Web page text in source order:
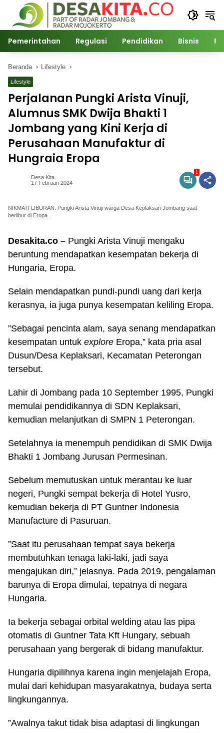
Langsung
konten
Pemerintahan Regulasi Pendidikan Bisnis
Beranda Lifestyle
Lifestyle
Perjalanan Pungki Arista Vinuji,
Alumnus SMK Dwija Bhakti 1
Jombang yang Kini Kerja di
Perusahaan Manufaktur di
Hungraia Eropa
Desa Kita
17 Februari 2024
1
NIKMATI LIBURAN: Pungki Arista Vinuji warga Desa Keplaksari Jombang saat
berlibur di Eropa.
Desakita.co – Pungki Arista Vinuji mengaku
beruntung mendapatkan kesempatan bekerja di
Hungaria, Eropa.
Selain mendapatkan pundi-pundi uang dari kerja
kerasnya, ia juga punya kesempatan keliling Eropa.
”Sebagai pencinta alam, saya senang mendapatkan
kesempatan untuk explore Eropa,” kata pria asal
Dusun/Desa Keplaksari, Kecamatan Peterongan
tersebut.
Lahir di Jombang pada 10 September 1995, Pungki
memulai pendidikannya di SDN Keplaksari,
kemudian melanjutkan di SMPN 1 Peterongan.
Setelahnya ia menempuh pendidikan di SMK Dwija
Bhakti 1 Jombang Jurusan Permesinan.
Sebelum memutuskan untuk merantau ke luar
negeri, Pungki sempat bekerja di Hotel Yusro,
kemudian bekerja di PT Guntner Indonesia
Manufacture di Pasuruan.
”Saat itu perusahaan tempat saya bekerja
membutuhkan tenaga laki-laki, jadi saya
mengajukan diri,” jelasnya. Pada 2019, pengalaman
barunya di Eropa dimulai, tepatnya di negara
Hungaria.
Ia bekerja sebagai orbital welding atau las pipa
otomatis di Guntner Tata Kft Hungary, sebuah
perusahaan yang bergerak di bidang manufaktur.
Hungaria dipilihnya karena ingin menjelajah Eropa,
mulai dari kehidupan masyarakatnya, budaya serta
lingkungannya.
”Awalnya takut tidak bisa adaptasi di lingkungan